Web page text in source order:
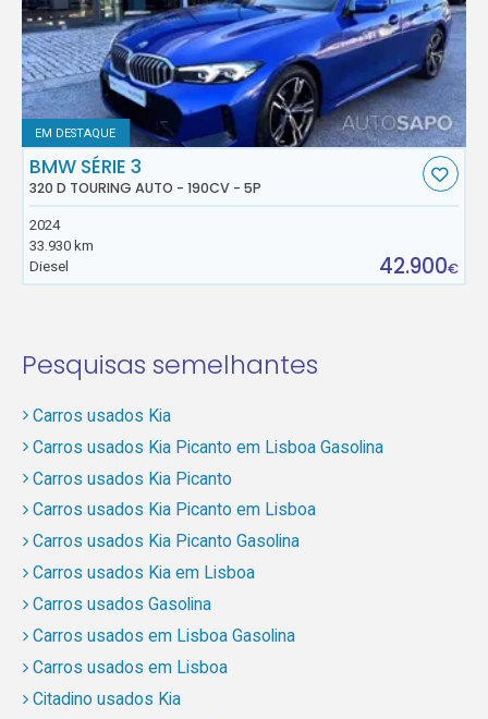
EM DESTAQUE
BMW SÉRIE 3
320 D TOURING AUTO - 190CV - 5P
2024
33.930 km
Diesel
42.900€
Pesquisas semelhantes
Carros usados Kia
Carros usados Kia Picanto em Lisboa Gasolina
Carros usados Kia Picanto
Carros usados Kia Picanto em Lisboa
Carros usados Kia Picanto Gasolina
Carros usados Kia em Lisboa
Carros usados Gasolina
Carros usados em Lisboa Gasolina
Carros usados em Lisboa
Citadino usados Kia